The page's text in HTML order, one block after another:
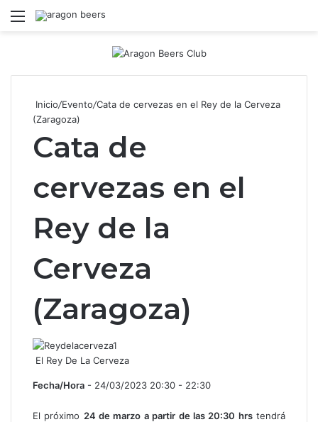
Menú
Inicio/Evento/Cata de cervezas en el Rey de la Cerveza
(Zaragoza)
Cata de
cervezas en el
Rey de la
Cerveza
(Zaragoza)
El Rey De La Cerveza
Fecha/Hora - 24/03/2023 20:30 - 22:30
El próximo 24 de marzo a partir de las 20:30 hrstendrá